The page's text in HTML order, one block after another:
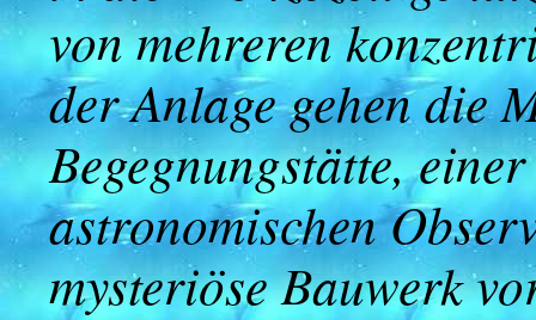
von mehreren
der Anlage gehen die
Begegnungstätte,
astronomischen
mysteriöse Bauwerk